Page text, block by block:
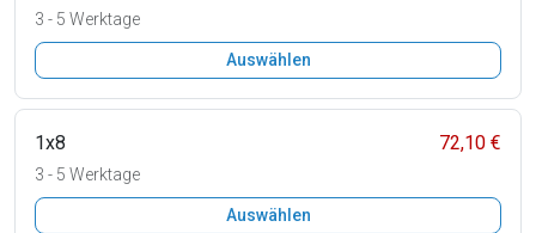
3 - 5 Werktage
Auswählen
1x8 72,10 €
3 - 5 Werktage
Auswählen